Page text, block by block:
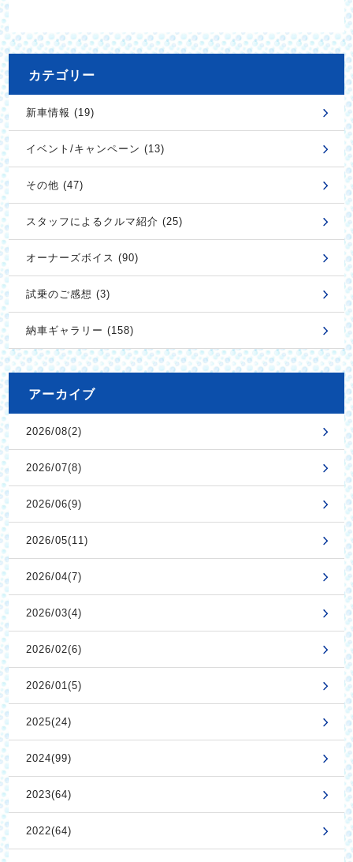
カテゴリー
新車情報 (19)
イベント/キャンペーン (13)
その他 (47)
スタッフによるクルマ紹介 (25)
オーナーズボイス (90)
試乗のご感想 (3)
納車ギャラリー (158)
アーカイブ
2026/08(2)
2026/07(8)
2026/06(9)
2026/05(11)
2026/04(7)
2026/03(4)
2026/02(6)
2026/01(5)
2025(24)
2024(99)
2023(64)
2022(64)